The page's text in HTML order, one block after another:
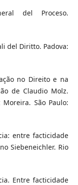
del Proceso.
del Diritto. Padova:
no Direito e na
de Claudio Molz.
São Paulo:
entre facticidade
Siebeneichler. Rio
Entre facticidade